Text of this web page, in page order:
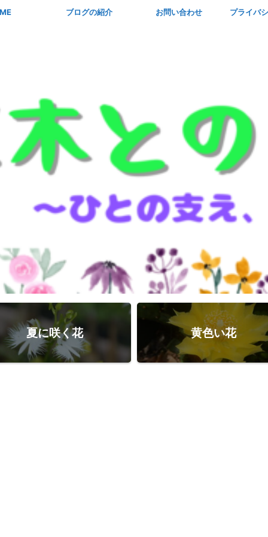
ブログの紹介 お問い合わせ プライバ
夏に咲く花 黄色い花